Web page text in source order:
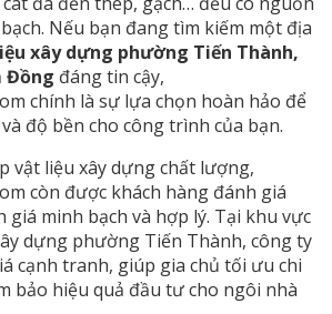
Nếu bạn đang tìm kiếm một địa
xây dựng phường Tiến Thành,
Đồng đáng tin cậy,
chính là sự lựa chọn hoàn hảo để
độ bền cho công trình của bạn.
vật liệu xây dựng chất lượng,
còn được khách hàng đánh giá
giá minh bạch và hợp lý. Tại khu vực
dựng phường Tiến Thành, công ty
cạnh tranh, giúp gia chủ tối ưu chi
bảo hiệu quả đầu tư cho ngôi nhà